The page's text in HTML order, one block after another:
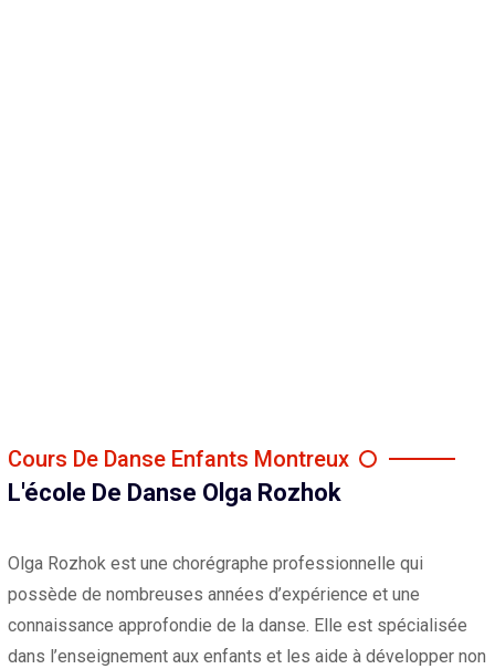
Cours De Danse Enfants Montreux
L'école De Danse Olga Rozhok
Olga Rozhok est une chorégraphe professionnelle qui
possède de nombreuses années d’expérience et une
connaissance approfondie de la danse. Elle est spécialisée
dans l’enseignement aux enfants et les aide à développer non